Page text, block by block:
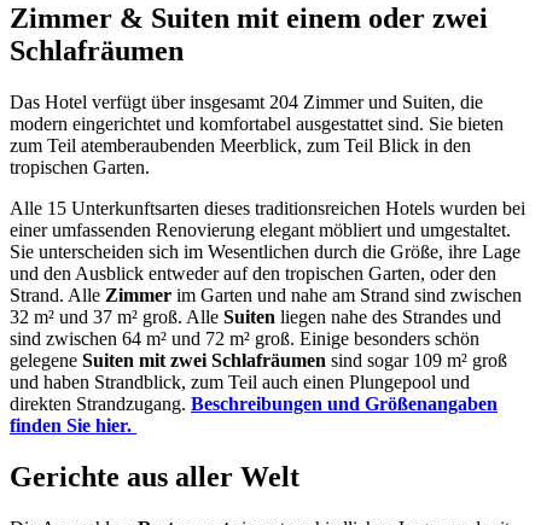
Zimmer & Suiten mit einem oder zwei
Schlafräumen
Das Hotel verfügt über insgesamt 204 Zimmer und Suiten, die
modern eingerichtet und komfortabel ausgestattet sind. Sie bieten
zum Teil atemberaubenden Meerblick, zum Teil Blick in den
tropischen Garten.
Alle 15 Unterkunftsarten dieses traditionsreichen Hotels wurden bei
einer umfassenden Renovierung elegant möbliert und umgestaltet.
Sie unterscheiden sich im Wesentlichen durch die Größe, ihre Lage
und den Ausblick entweder auf den tropischen Garten, oder den
Strand. Alle Zimmer im Garten und nahe am Strand sind zwischen
32 m² und 37 m² groß. Alle Suiten liegen nahe des Strandes und
sind zwischen 64 m² und 72 m² groß. Einige besonders schön
gelegene Suiten mit zwei Schlafräumen sind sogar 109 m² groß
und haben Strandblick, zum Teil auch einen Plungepool und
direkten Strandzugang. Beschreibungen und Größenangaben
finden Sie hier.
Gerichte aus aller Welt